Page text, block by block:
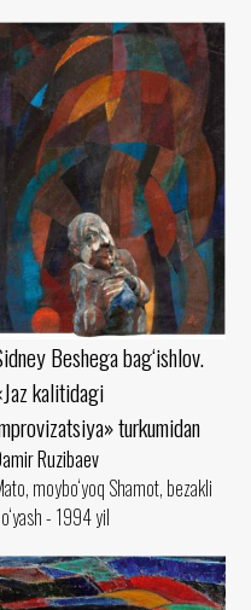
Beshega bag‘ishlov.
kalitidagi
turkumidan
Ruzibaev
moybo‘yoq Shamot, bezakli
- 1994 yil